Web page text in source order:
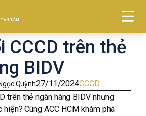
TẬN TÂM
CCCD trên thẻ
BIDV
Quỳnh27/11/2024CCCD
trên thẻ ngân hàng BIDV nhưng
hiện? Cùng ACC HCM khám phá